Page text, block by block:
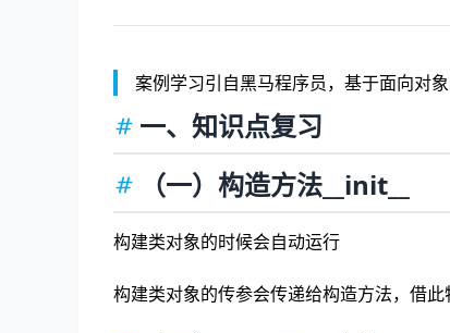
案例学习引自黑马程序员，基于面向对
一、知识点复习
（一）构造方法__init__
构建类对象的时候会自动运行
构建类对象的传参会传递给构造方法，借